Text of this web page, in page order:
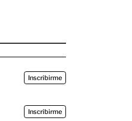
Inscribirme
Inscribirme